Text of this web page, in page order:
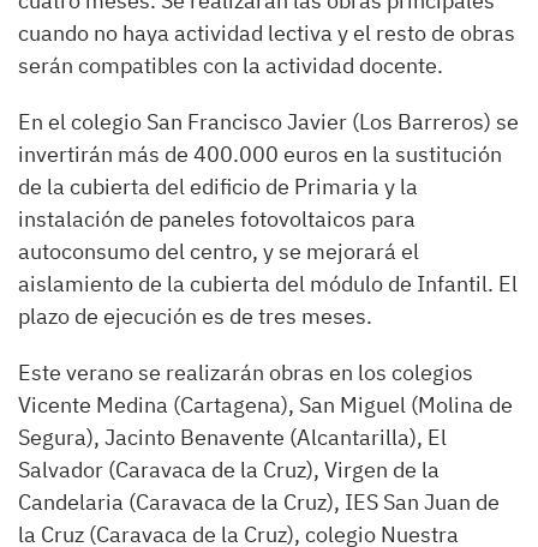
cuando no haya actividad lectiva y el resto de obras
serán compatibles con la actividad docente.
En el colegio San Francisco Javier (Los Barreros) se
invertirán más de 400.000 euros en la sustitución
de la cubierta del edificio de Primaria y la
instalación de paneles fotovoltaicos para
autoconsumo del centro, y se mejorará el
aislamiento de la cubierta del módulo de Infantil. El
plazo de ejecución es de tres meses.
Este verano se realizarán obras en los colegios
Vicente Medina (Cartagena), San Miguel (Molina de
Segura), Jacinto Benavente (Alcantarilla), El
Salvador (Caravaca de la Cruz), Virgen de la
Candelaria (Caravaca de la Cruz), IES San Juan de
la Cruz (Caravaca de la Cruz), colegio Nuestra